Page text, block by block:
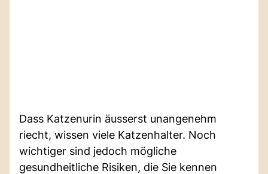
Dass Katzenurin äusserst unangenehm
riecht, wissen viele Katzenhalter. Noch
wichtiger sind jedoch mögliche
gesundheitliche Risiken, die Sie kennen